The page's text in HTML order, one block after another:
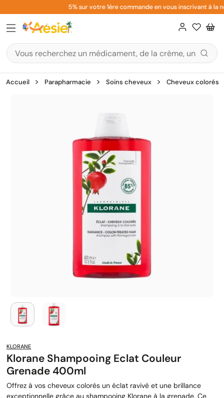
au
contenu
5% sur votre 1ère commande en vous inscrivant à la
Accueil Parapharmacie Soins cheveux Cheveux colorés
KLORANE
Klorane Shampooing Eclat Couleur
Grenade 400ml
Offrez à vos cheveux colorés un éclat ravivé et une brillance